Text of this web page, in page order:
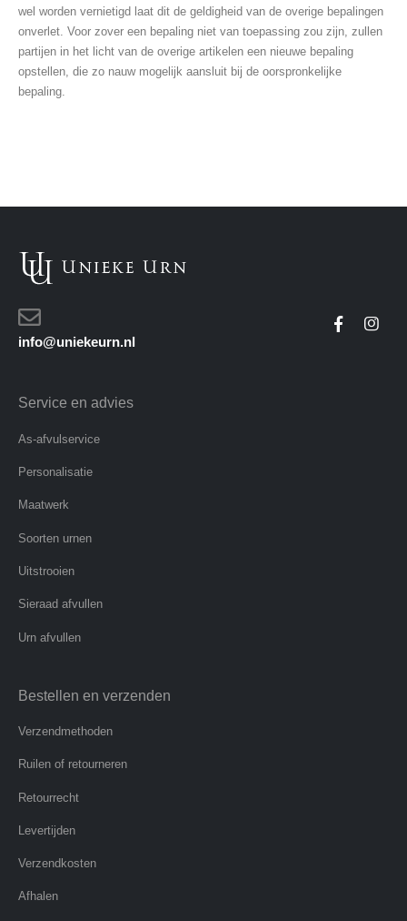
wel worden vernietigd laat dit de geldigheid van de overige bepalingen
onverlet. Voor zover een bepaling niet van toepassing zou zijn, zullen
partijen in het licht van de overige artikelen een nieuwe bepaling
opstellen, die zo nauw mogelijk aansluit bij de oorspronkelijke
bepaling.
info@uniekeurn.nl
Service en advies
As-afvulservice
Personalisatie
Maatwerk
Soorten urnen
Uitstrooien
Sieraad afvullen
Urn afvullen
Bestellen en verzenden
Verzendmethoden
Ruilen of retourneren
Retourrecht
Levertijden
Verzendkosten
Afhalen